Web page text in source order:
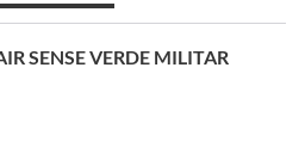
SENSE VERDE MILITAR